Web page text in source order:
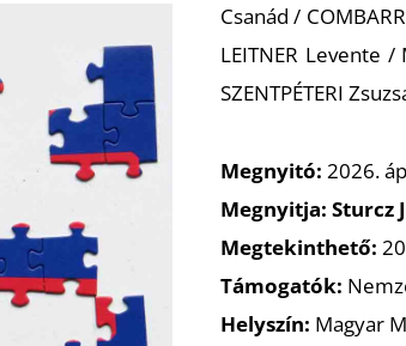
Csanád /
LEITNER Levente
SZENTPÉTERI
Megnyitó: 2026.
Megnyitja: Sturcz
Megtekinthető:
Támogatók:
Helyszín: Magyar